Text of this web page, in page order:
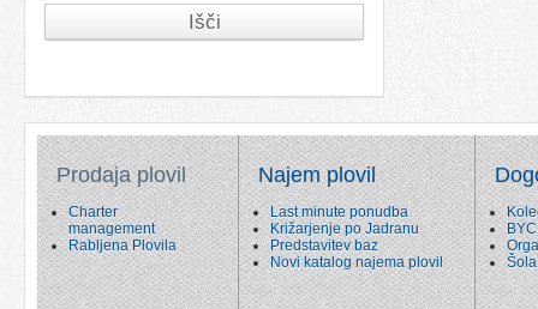
Išči
Prodaja plovil
Charter
management
Rabljena Plovila
Najem plovil
Last minute ponudba
Križarjenje po Jadranu
Predstavitev baz
Novi katalog najema plovil